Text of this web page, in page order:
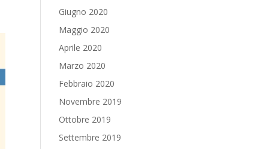
Giugno 2020
Maggio 2020
Aprile 2020
Marzo 2020
Febbraio 2020
Novembre 2019
Ottobre 2019
Settembre 2019